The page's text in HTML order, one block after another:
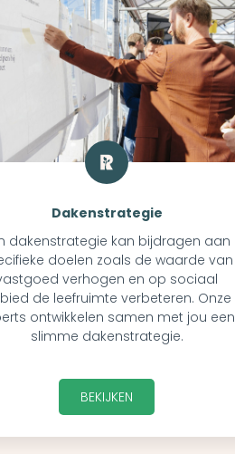
Dakenstrategie
dakenstrategie kan bijdragen aan
doelen zoals de waarde van
verhogen en op sociaal
de leefruimte verbeteren. Onze
ontwikkelen samen met jou een
slimme dakenstrategie.
BEKIJKEN